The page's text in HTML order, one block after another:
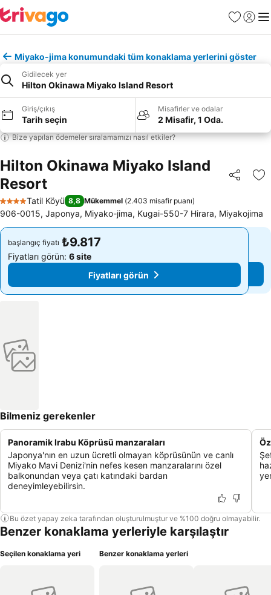
Favoriler
Giriş
Miyako-jima konumundaki tüm konaklama yerlerini göster
Gidilecek yer
Hilton Okinawa Miyako Island Resort
Giriş/çıkış
Tarih seçin
Misafirler ve odalar
2 Misafir, 1 Oda.
Bize yapılan ödemeler sıralamamızı nasıl etkiler?
Hilton Okinawa Miyako Island
Resort
Paylaş
4 Yıldız
Tatil Köyü 8,8 Mükemmel (2.403 misafir puanı)
906-0015, Japonya, Miyako-jima, Kugai-550-7 Hirara, Miyakojima
başlangıç fiyatı ₺9.817
Fiyatları görün: 6 site
Fiyatları görün
başlangıç fiyatı ₺9.817
Fiyatları görün: 6 site
Fiyatları görün
Bilmeniz gerekenler
Panoramik Irabu Köprüsü manzaraları
Japonya'nın en uzun ücretli olmayan köprüsünün ve canlı
Miyako Mavi Denizi'nin nefes kesen manzaralarını özel
balkonundan veya çatı katındaki bardan
deneyimleyebilirsin.
Bu özet yapay zeka tarafından oluşturulmuştur ve %100 doğru olmayabilir.
Benzer konaklama yerleriyle karşılaştır
Seçilen konaklama yeri Benzer konaklama yerleri